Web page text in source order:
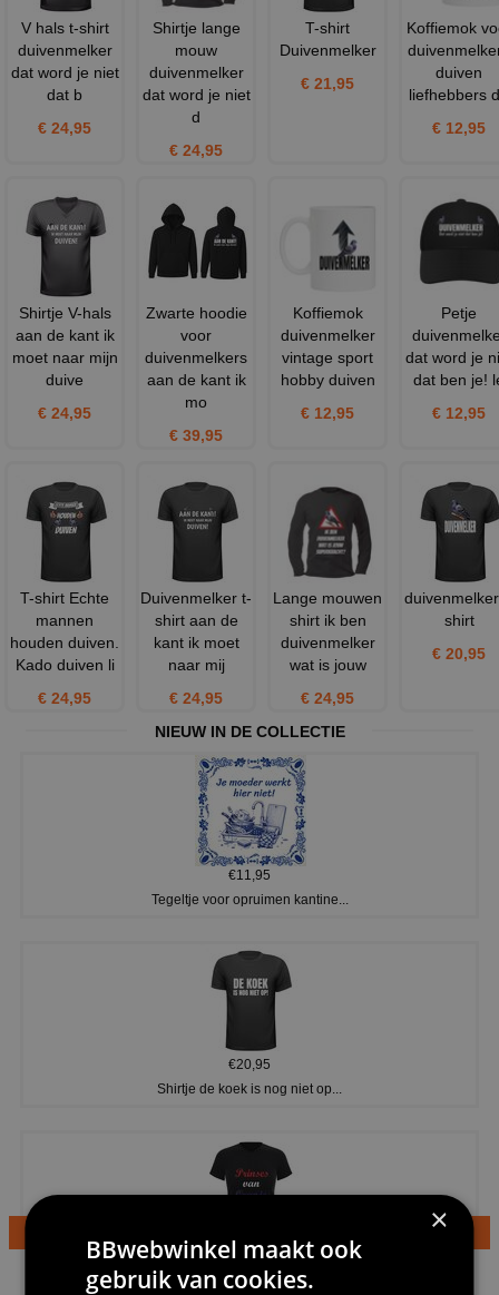
V hals t-shirt
duivenmelker
dat word je niet
dat b
€ 24,95
Shirtje lange
mouw
duivenmelker
dat word je niet
d
€ 24,95
T-shirt
Duivenmelker
€ 21,95
Koffiemok
duiven
liefhebbers
€ 12,95
Shirtje V-hals
aan de kant ik
moet naar mijn
duive
€ 24,95
Zwarte hoodie
voor
duivenmelkers
aan de kant ik
mo
€ 39,95
Koffiemok
duivenmelker
vintage sport
hobby duiven
€ 12,95
Petje
dat word je
dat ben je!
€ 12,95
T-shirt Echte
mannen
houden duiven.
Kado duiven li
€ 24,95
Duivenmelker t-
shirt aan de
kant ik moet
naar mij
€ 24,95
Lange mouwen
shirt ik ben
duivenmelker
wat is jouw
€ 24,95
shirt
€ 20,95
NIEUW IN DE COLLECTIE
€11,95
Tegeltje voor opruimen kantine...
€20,95
Shirtje de koek is nog niet op...
€24,95
Dames v hals t-shirt prinses v...
×
BBwebwinkel maakt ook
gebruik van cookies.